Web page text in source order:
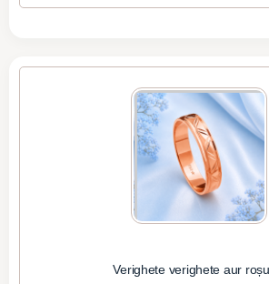
Verighete verighete aur